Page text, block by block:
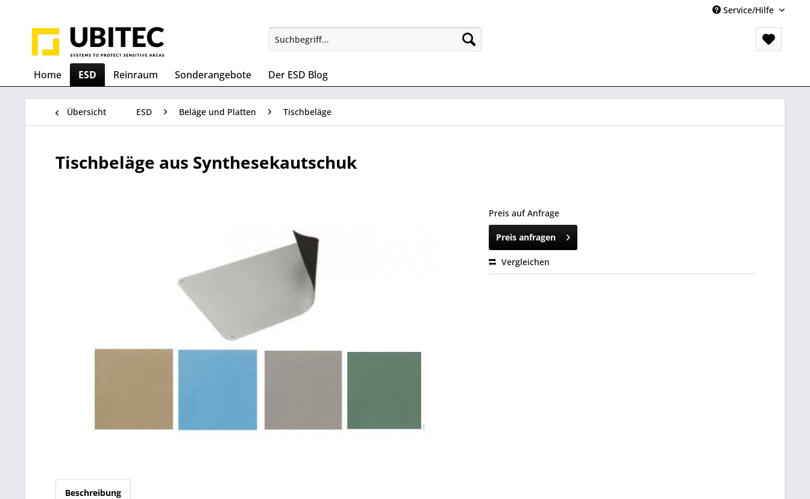
Service/Hilfe
Home ESD Reinraum Sonderangebote Der ESD Blog
Übersicht ESD Beläge und Platten Tischbeläge
Tischbeläge aus Synthesekautschuk
Preis auf Anfrage
Preis anfragen
Vergleichen
Beschreibung